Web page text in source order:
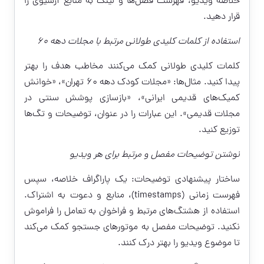
قرار دهید.
استفاده از کلمات کلیدی طولانی مرتبط با مجلات دهه ۶۰
کلمات کلیدی طولانی کمک می‌کنند مخاطب هدف را بهتر
پیدا کنید. مثال‌ها: «مجلات کودک دهه ۶۰ تهران»، «خوانش
کمیک‌های قدیمی ایرانی»، «بازسازی پوشش سنتی در
مجلات قدیمی». این عبارات را در عنوان، توضیحات و تگ‌ها
توزیع کنید.
نوشتن توضیحات مفصل و مرتبط برای هر ویدیو
ساختار پیشنهادی توضیحات: یک پاراگراف خلاصه، سپس
فهرست زمانی (timestamps)، منابع و دعوت به اشتراک.
استفاده از هشتگ‌های مرتبط و فراخوان به تعامل را فراموش
نکنید. توضیحات مفصل به موتورهای جستجو کمک می‌کند
تا موضوع ویدیو را بهتر درک کنند.